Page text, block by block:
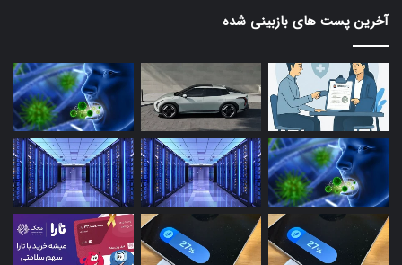
آخرین پست های بازبینی شده